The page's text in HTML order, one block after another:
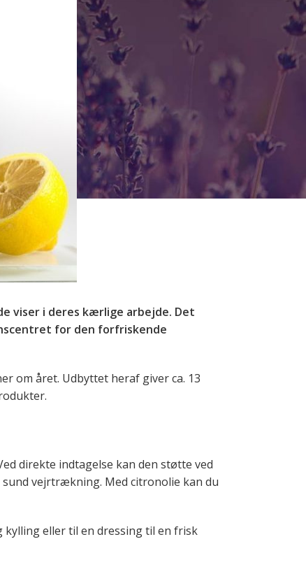
viser i deres kærlige arbejde. Det
for den forfriskende
om året. Udbyttet heraf giver ca. 13
direkte indtagelse kan den støtte ved
vejrtrækning. Med citronolie kan du
eller til en dressing til en frisk